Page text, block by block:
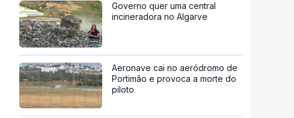
Governo quer uma central
incineradora no Algarve
Aeronave cai no aeródromo de
Portimão e provoca a morte do
piloto